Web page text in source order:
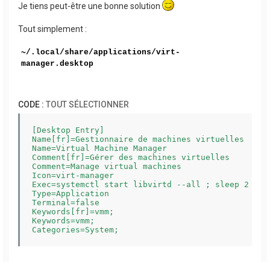
Je tiens peut-être une bonne solution
Tout simplement :
~/.local/share/applications/virt-
manager.desktop
CODE : TOUT SÉLECTIONNER
[Desktop Entry]
Name[fr]=Gestionnaire de machines virtuelles
Name=Virtual Machine Manager
Comment[fr]=Gérer des machines virtuelles
Comment=Manage virtual machines
Icon=virt-manager
Exec=systemctl start libvirtd --all ; sleep 2 ;
Type=Application
Terminal=false
Keywords[fr]=vmm;
Keywords=vmm;